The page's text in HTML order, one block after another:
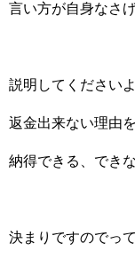
言い方が自身なさ
説明してくださいよ
返金出来ない理由を
納得できる、でき
決まりですのでっ